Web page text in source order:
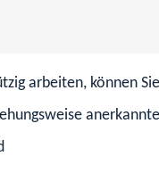
arbeiten, können